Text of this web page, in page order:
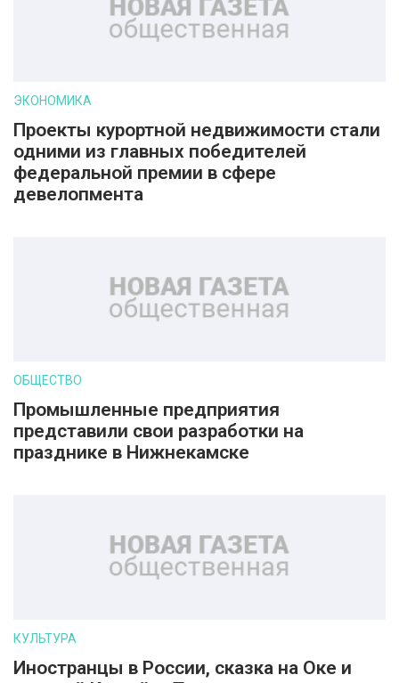
ЭКОНОМИКА
Проекты курортной недвижимости стали
одними из главных победителей
федеральной премии в сфере
девелопмента
ОБЩЕСТВО
Промышленные предприятия
представили свои разработки на
празднике в Нижнекамске
КУЛЬТУРА
Иностранцы в России, сказка на Оке и